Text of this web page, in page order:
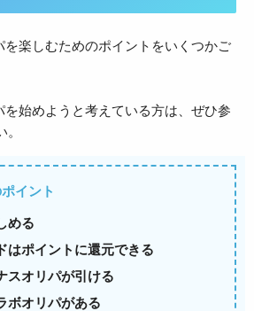
を楽しむためのポイントをいくつかご
を始めようと考えている方は、ぜひ参
イント
める
はポイントに還元できる
スオリパが引ける
ボオリパがある